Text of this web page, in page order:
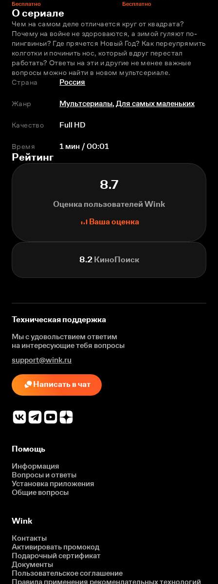
Бесплатно Бесплатно
О сериале
Чем на самом деле отличается круг от квадрата?
Почему на войне не здороваются, а зимой гуляют по-
пингвиньи? Где прячется Новый Год? Как переупрямить
колготки и починить нос, который вдруг перестал
работать? Ответы на эти и другие не менее важные
вопросы можно найти в новом мультсериале.
Страна
Россия
Жанр Мультсериалы,Для самых маленьких
Качество Full HD
Время 1 мин / 00:01
Рейтинг
8.7
Оценка пользователей Wink
Ваша оценка
8.2КиноПоиск
Техническая поддержка
Мы с удовольствием ответим
на интересующиетебя вопросы
support@wink.ru
Написать в чат
Помощь
Информация
Вопросы и ответы
Установка приложения
Общие вопросы
Wink
Контакты
Активировать промокод
Подарочный сертификат
Документы
Пользовательское соглашение
Правила применения рекомендательных технологий